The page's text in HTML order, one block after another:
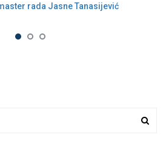
rada Jasne Tanasijević